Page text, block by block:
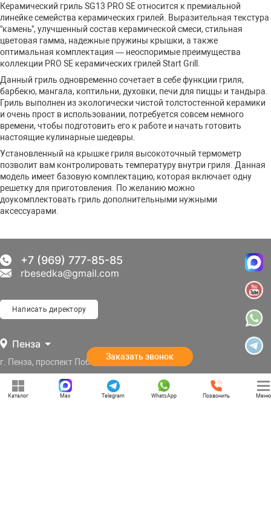
Керамический гриль SG13 PRO SE относится к премиальной
линейке семейства керамических грилей. Выразительная текстура
"камень", улучшенный состав керамической смеси, стильная
цветовая гамма, надежные пружины крышки, а также
оптимальная комплектация — неоспоримые преимущества
коллекции PRO SE керамических грилей Start Grill.
Данный гриль одновременно сочетает в себе функции гриля,
барбекю, мангала, коптильни, духовки, печи для пиццы и тандыра.
Гриль выполнен из экологически чистой толстостенной керамики
и очень прост в использовании, потребуется совсем немного
времени, чтобы подготовить его к работе и начать готовить
настоящие кулинарные шедевры.
Установленный на крышке гриля высокоточный термометр
позволит вам контролировать температуру внутри гриля. Данная
модель имеет базовую комплектацию, которая включает одну
решетку для приготовления. По желанию можно
доукомплектовать гриль дополнительными нужными
аксессуарами.
Пенза
г. Пенза, проспект Победы, 124
Отдел продаж: 09:00 — 21:00
Написать директору
+7 (969) 777-85-85
rbesedka@gmail.com
Заказать звонок
Каталог Max Telegram WhatsApp Позвонить Меню